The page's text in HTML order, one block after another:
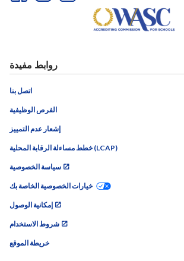
روابط مفيدة
اتصل بنا
الفرص الوظيفية
إشعار عدم التمييز
خطط مساءلة الرقابة المحلية (LCAP)
سياسة الخصوصية
خيارات الخصوصية الخاصة بك
إمكانية الوصول
شروط الاستخدام
خريطة الموقع